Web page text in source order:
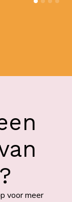
voor meer